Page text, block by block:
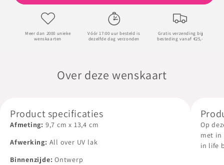
Who
have
Who
have
Meer dan 2000 unieke
wenskaarten
Vóór 17:00 uur besteld is
dezelfde dag verzonden
Gratis verzending bij
besteding vanaf €25,-
Over deze wenskaart
Product specificaties
Afmeting: 9,7 cm x 13,4 cm
Afwerking: All over UV lak
Binnenzijde:Ontwerp
Op
met in
in life